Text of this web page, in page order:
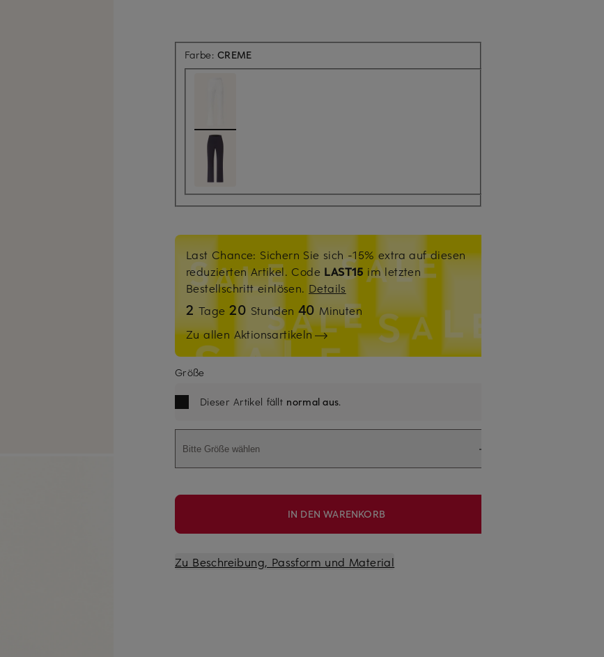
Farbe:CREME
Last Chance: Sichern Sie sich -15% extra auf diesen
reduzierten Artikel. Code LAST15 im letzten
Bestellschritt einlösen. Details
2 Tage20 Stunden 40 Minuten
Zu allen Aktionsartikeln
Größe
Dieser Artikel fällt normal aus.
Bitte Größe wählen
IN DEN WARENKORB
Zu Beschreibung, Passform und Material